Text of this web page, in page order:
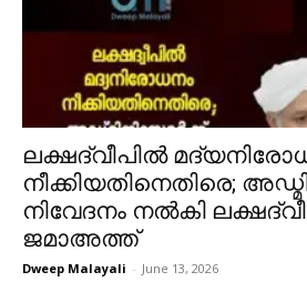
ലക്ഷദ്വീപിൽ
നീക്കിയതിനെതിരെ;
നിവേദനം നൽകി
ജമാഅത്ത്
Dweep Malayali - June 13, 2026